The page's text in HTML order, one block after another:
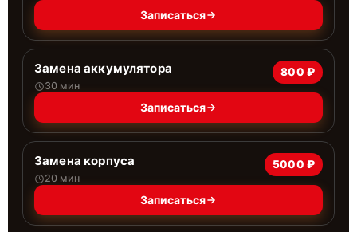
Записаться
Замена аккумулятора
30 мин
800 ₽
Записаться
Замена корпуса
20 мин
5000 ₽
Записаться